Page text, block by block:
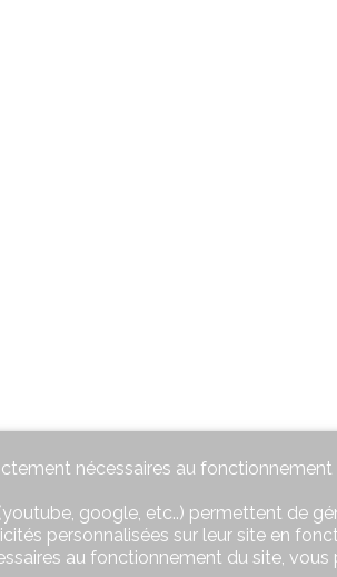
nécessaires au
google, etc..) permettent de
personnalisées sur leur site en
au fonctionnement du site,